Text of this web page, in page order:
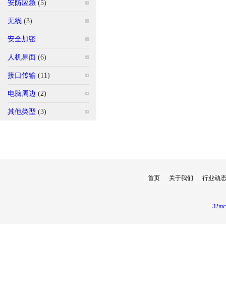
安防应急 (5)
无线 (3)
安全加密
人机界面 (6)
接口传输 (11)
电脑周边 (2)
其他类型 (3)
首页 关于我们 行业动态